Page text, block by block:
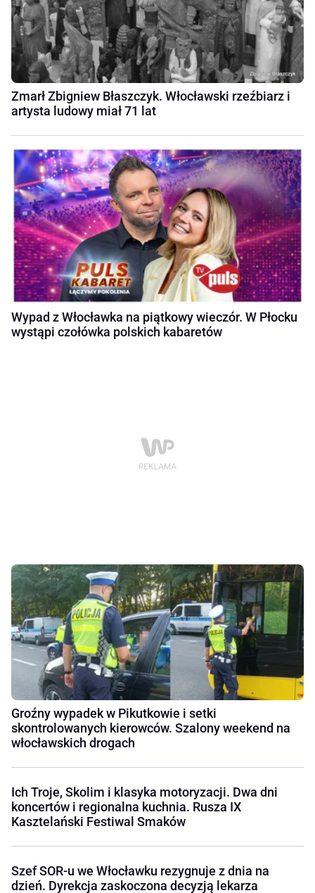
Zmarł Zbigniew Błaszczyk. Włocławski rzeźbiarz i
artysta ludowy miał 71 lat
Wypad z Włocławka na piątkowy wieczór. W Płocku
wystąpi czołówka polskich kabaretów
Groźny wypadek w Pikutkowie i setki
skontrolowanych kierowców. Szalony weekend na
włocławskich drogach
Ich Troje, Skolim i klasyka motoryzacji. Dwa dni
koncertów i regionalna kuchnia. Rusza IX
Kasztelański Festiwal Smaków
Szef SOR-u we Włocławku rezygnuje z dnia na
dzień. Dyrekcja zaskoczona decyzją lekarza